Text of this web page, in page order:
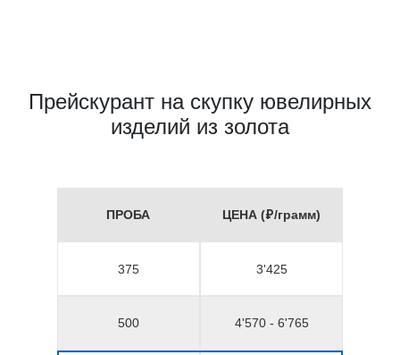
Прейскурант на скупку ювелирных
изделий из золота
ПРОБА ЦЕНА (₽/грамм)
375 3'425
500 4'570 - 6'765